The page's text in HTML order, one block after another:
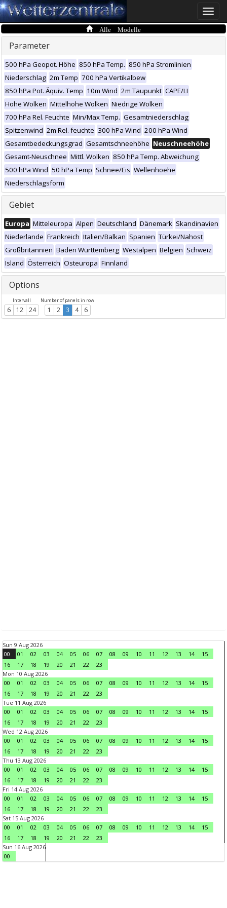
Toggle
Alle Modelle
Parameter
500 hPa Geopot. Höhe 850 hPa Temp. 850 hPa Stromlinien
Niederschlag 2m Temp 700 hPa Vertikalbew
850 hPa Pot. Äquiv. Temp 10m Wind 2m Taupunkt CAPE/LI
Hohe Wolken Mittelhohe Wolken Niedrige Wolken
700 hPa Rel. Feuchte Min/Max Temp. Gesamtniederschlag
Spitzenwind 2m Rel. feuchte 300 hPa Wind 200 hPa Wind
Gesamtbedeckungsgrad Gesamtschneehöhe Neuschneehöhe
Gesamt-Neuschnee Mittl. Wolken 850 hPa Temp. Abweichung
500 hPa Wind 50 hPa Temp Schnee/Eis Wellenhoehe
Niederschlagsform
Gebiet
Europa Mitteleuropa Alpen Deutschland Dänemark Skandinavien
Niederlande Frankreich Italien/Balkan Spanien Türkei/Nahost
Großbritannien Baden Württemberg Westalpen Belgien Schweiz
Island Österreich Osteuropa Finnland
Options
Intervall
6 12 24
Number of panels in row
1 2 3 4 6
Sun 9 Aug 2026
00
01 02 03 04 05 06 07 08 09 10 11 12 13 14
15
16
17 18 19 20 21 22
23
Mon 10 Aug 2026
00
01 02 03 04 05 06 07 08 09 10 11 12 13 14
15
16
17 18 19 20 21 22
23
Tue 11 Aug 2026
00
01 02 03 04 05 06 07 08 09 10 11 12 13 14
15
16
17 18 19 20 21 22
23
Wed 12 Aug 2026
00
01 02 03 04 05 06 07 08 09 10 11 12 13 14
15
16
17 18 19 20 21 22
23
Thu 13 Aug 2026
00
01 02 03 04 05 06 07 08 09 10 11 12 13 14
15
16
17 18 19 20 21 22
23
Fri 14 Aug 2026
00
01 02 03 04 05 06 07 08 09 10 11 12 13 14
15
16
17 18 19 20 21 22
23
Sat 15 Aug 2026
00
01 02 03 04 05 06 07 08 09 10 11 12 13 14
15
16
17 18 19 20 21 22
23
Sun 16 Aug 2026
00